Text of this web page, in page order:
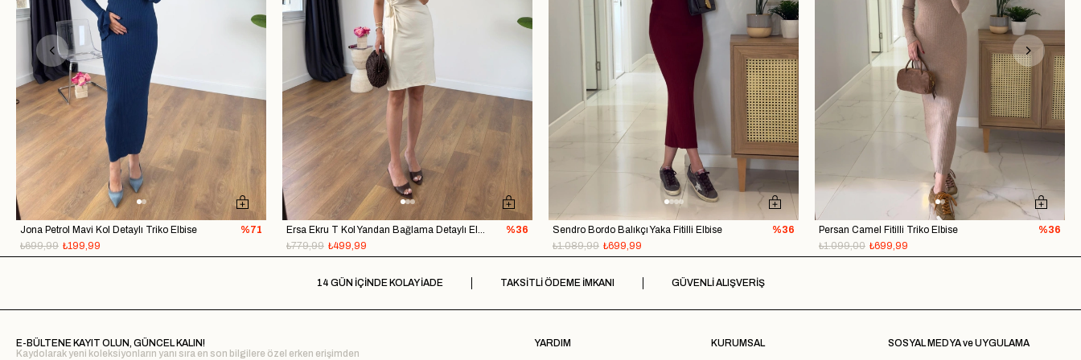
Jona Petrol Mavi Kol Detaylı Triko Elbise
₺199,99
₺699,99
%71
₺499,99
₺779,99
%36
Sendro Bordo Balıkçı Yaka Fitilli Elbise
₺699,99
₺1.089,99
%36
Persan Camel Fitilli Triko Elbise
₺699,99
₺1.099,00
%36
14 GÜN İÇİNDE KOLAY İADE TAKSİTLİ ÖDEME İMKANI GÜVENLİ ALIŞVERİŞ
E-BÜLTENE KAYIT OLUN, GÜNCEL KALIN!
Kaydolarak yeni koleksiyonların yanı sıra en son bilgilere özel erken erişimden
YARDIM KURUMSAL SOSYAL MEDYA ve UYGULAMA